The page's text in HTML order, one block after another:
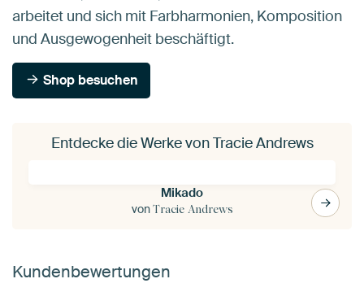
arbeitet und sich mit Farbharmonien, Komposition
und Ausgewogenheit beschäftigt.
Shop besuchen
Entdecke die Werke von Tracie Andrews
Mikado
vonTracie Andrews
Kundenbewertungen